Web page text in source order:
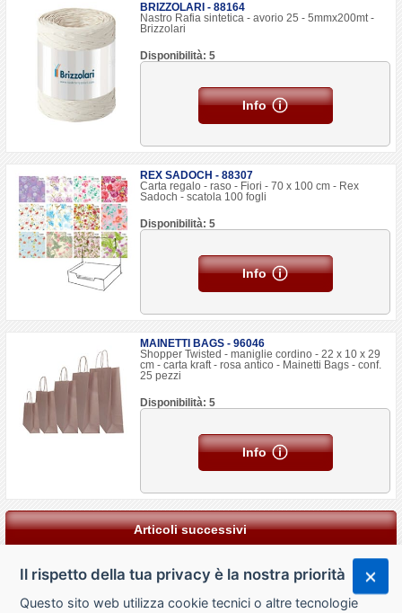
BRIZZOLARI - 88164
Nastro Rafia sintetica - avorio 25 - 5mmx200mt -
Brizzolari
Disponibilità: 5
Info
REX SADOCH - 88307
Carta regalo - raso - Fiori - 70 x 100 cm - Rex
Sadoch - scatola 100 fogli
Disponibilità: 5
Info
MAINETTI BAGS - 96046
Shopper Twisted - maniglie cordino - 22 x 10 x 29
cm - carta kraft - rosa antico - Mainetti Bags - conf.
25 pezzi
Disponibilità: 5
Info
Articoli successivi
Il rispetto della tua privacy è la nostra priorità
Questo sito web utilizza cookie tecnici o altre tecnologie